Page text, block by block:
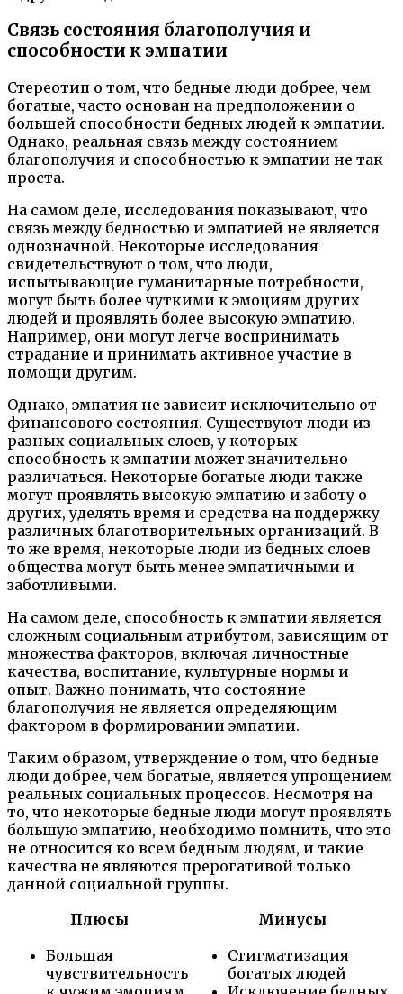
Связь состояния благополучия и
способности к эмпатии
Стереотип о том, что бедные люди добрее, чем
богатые, часто основан на предположении о
большей способности бедных людей к эмпатии.
Однако, реальная связь между состоянием
благополучия и способностью к эмпатии не так
проста.
На самом деле, исследования показывают, что
связь между бедностью и эмпатией не является
однозначной. Некоторые исследования
свидетельствуют о том, что люди,
испытывающие гуманитарные потребности,
могут быть более чуткими к эмоциям других
людей и проявлять более высокую эмпатию.
Например, они могут легче воспринимать
страдание и принимать активное участие в
помощи другим.
Однако, эмпатия не зависит исключительно от
финансового состояния. Существуют люди из
разных социальных слоев, у которых
способность к эмпатии может значительно
различаться. Некоторые богатые люди также
могут проявлять высокую эмпатию и заботу о
других, уделять время и средства на поддержку
различных благотворительных организаций. В
то же время, некоторые люди из бедных слоев
общества могут быть менее эмпатичными и
заботливыми.
На самом деле, способность к эмпатии является
сложным социальным атрибутом, зависящим от
множества факторов, включая личностные
качества, воспитание, культурные нормы и
опыт. Важно понимать, что состояние
благополучия не является определяющим
фактором в формировании эмпатии.
Таким образом, утверждение о том, что бедные
люди добрее, чем богатые, является упрощением
реальных социальных процессов. Несмотря на
то, что некоторые бедные люди могут проявлять
большую эмпатию, необходимо помнить, что это
не относится ко всем бедным людям, и такие
качества не являются прерогативой только
данной социальной группы.
Плюсы
Минусы
Большая
чувствительность
Стигматизация
богатых людей